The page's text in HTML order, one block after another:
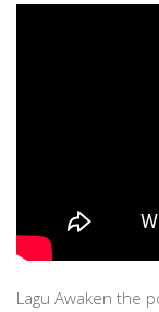
Lagu Awaken the